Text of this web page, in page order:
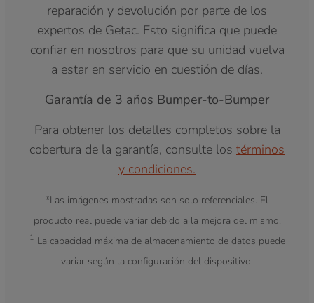
reparación y devolución por parte de los
expertos de Getac. Esto significa que puede
confiar en nosotros para que su unidad vuelva
a estar en servicio en cuestión de días.
Garantía de 3 años Bumper-to-Bumper
Para obtener los detalles completos sobre la
cobertura de la garantía, consulte los términos
y condiciones.
*Las imágenes mostradas son solo referenciales. El
producto real puede variar debido a la mejora del mismo.
1 La capacidad máxima de almacenamiento de datos puede
variar según la configuración del dispositivo.